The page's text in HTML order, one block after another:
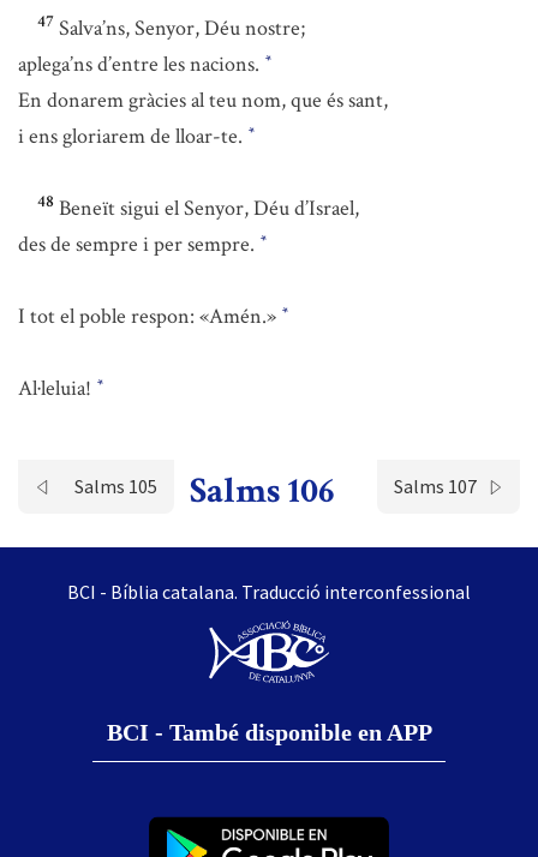
47 Salva’ns, Senyor, Déu nostre;
aplega’ns d’entre les nacions. *
En donarem gràcies al teu nom, que és sant,
i ens gloriarem de lloar-te. *
48 Beneït sigui el Senyor, Déu d’Israel,
des de sempre i per sempre. *
I tot el poble respon: «Amén.» *
Al·leluia! *
Salms 105 Salms 106 Salms 107
BCI - Bíblia catalana. Traducció interconfessional
BCI - També disponible en APP